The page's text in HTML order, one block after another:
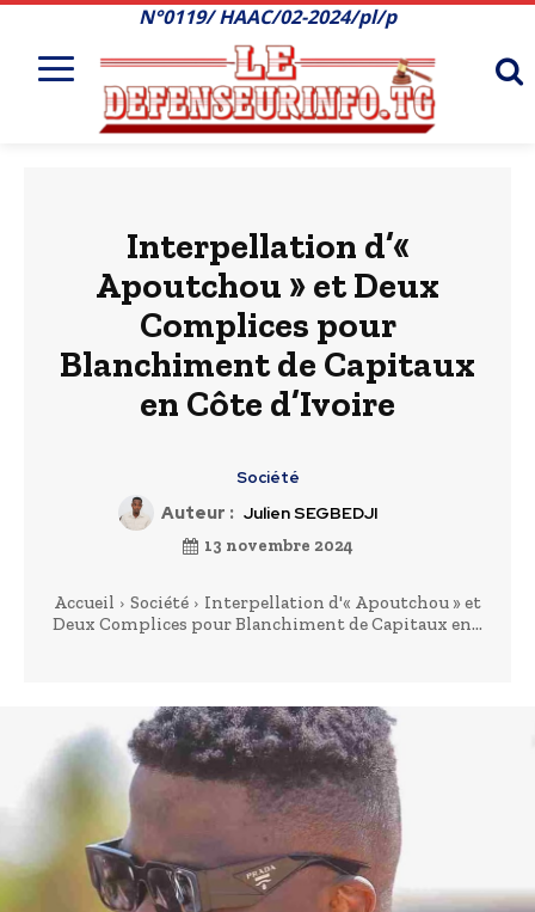
N°0119/ HAAC/02-2024/pl/p
Interpellation d’«
Apoutchou » et Deux
Complices pour
Blanchiment de Capitaux
en Côte d’Ivoire
Société
Auteur : Julien SEGBEDJI
13 novembre 2024
Accueil Société
Interpellation d'« Apoutchou » et
Deux Complices pour Blanchiment de Capitaux en...